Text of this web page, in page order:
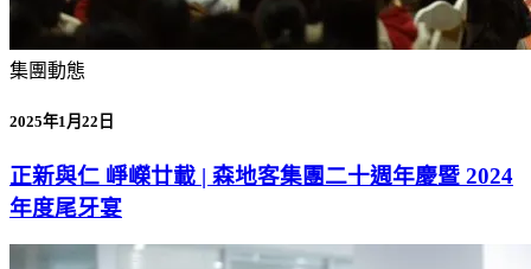
集團動態
2025年1月22日
正新與仁 崢嶸廿載 | 森地客集團二十週年慶暨 2024
年度尾牙宴